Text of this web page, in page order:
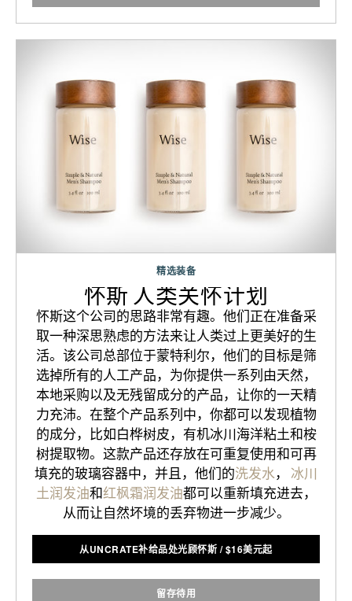
精选装备
怀斯 人类关怀计划
怀斯这个公司的思路非常有趣。他们正在准备采
取一种深思熟虑的方法来让人类过上更美好的生
活。该公司总部位于蒙特利尔，他们的目标是筛
选掉所有的人工产品，为你提供一系列由天然，
本地采购以及无残留成分的产品，让你的一天精
力充沛。在整个产品系列中，你都可以发现植物
的成分，比如白桦树皮，有机冰川海洋粘土和桉
树提取物。这款产品还存放在可重复使用和可再
填充的玻璃容器中，并且，他们的洗发水 ，
冰川
土润发油和红枫霜润发油都可以重新填充进去，
从而让自然坏境的丢弃物进一步减少。
从UNCRATE补给品处光顾怀斯 /$16美元起
留存待用